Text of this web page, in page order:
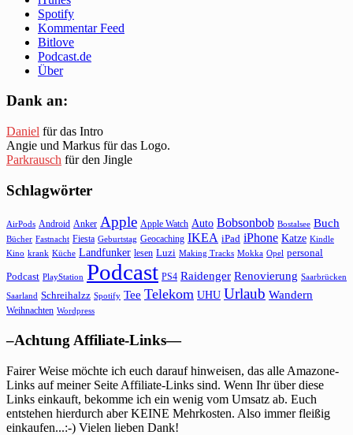
Spotify
Kommentar Feed
Bitlove
Podcast.de
Über
Dank an:
Daniel für das Intro
Angie und Markus für das Logo.
Parkrausch für den Jingle
Schlagwörter
AirPods Android Anker Apple Apple Watch Auto Bobsonbob Bostalsee Buch
Bücher Fastnacht Fiesta Geburtstag Geocaching IKEA iPad iPhone Katze Kindle
Kino krank Küche Landfunker lesen Luzi Making Tracks Mokka Opel personal
Podcast PlayStation Podcast PS4 Raidenger Renovierung Saarbrücken
Saarland Schreihalzz Spotify Tee Telekom UHU Urlaub Wandern
Weihnachten Wordpress
–Achtung Affiliate-Links—
Fairer Weise möchte ich euch darauf hinweisen, das alle Amazone-
Links auf meiner Seite Affiliate-Links sind. Wenn Ihr über diese
Links einkauft, bekomme ich ein wenig vom Umsatz ab. Euch
entstehen hierdurch aber KEINE Mehrkosten. Also immer fleißig
einkaufen...:-) Vielen lieben Dank!